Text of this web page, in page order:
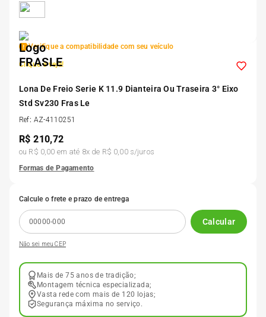
Verifique a compatibilidade com seu veículo
Clique e veja!
Lona De Freio Serie K 11.9 Dianteira Ou Traseira 3° Eixo
Std Sv230 Fras Le
Ref: AZ-4110251
R$210,72
ou R$ 0,00 em até 8x de R$ 0,00s/juros
Formas de Pagamento
Calcule o frete e prazo de entrega
Calcular
Não sei meu CEP
Mais de 75 anos de tradição;
Montagem técnica especializada;
Vasta rede com mais de 120 lojas;
Segurança máxima no serviço.
5º
6º
7º Pneu
8 º
10º 175 70r13